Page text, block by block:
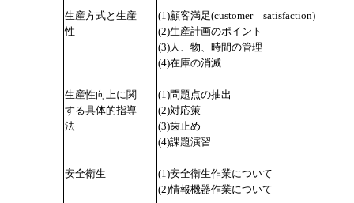
生産方式と生産
(1)顧客満足(customer satisfaction)
性
(2)生産計画のポイント
(3)人、物、時間の管理
(4)在庫の消滅
生産性向上に関
(1)問題点の抽出
する具体的指導
(2)対応策
法
(3)歯止め
(4)課題演習
安全衛生
(1)安全衛生作業について
(2)情報機器作業について